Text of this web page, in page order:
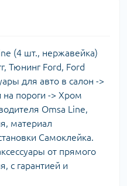
(4 шт., нержавейка)
Тюнинг Ford, Ford
для авто в салон ->
пороги -> Хром
Omsa Line,
материал
Самоклейка.
от прямого
с гарантией и